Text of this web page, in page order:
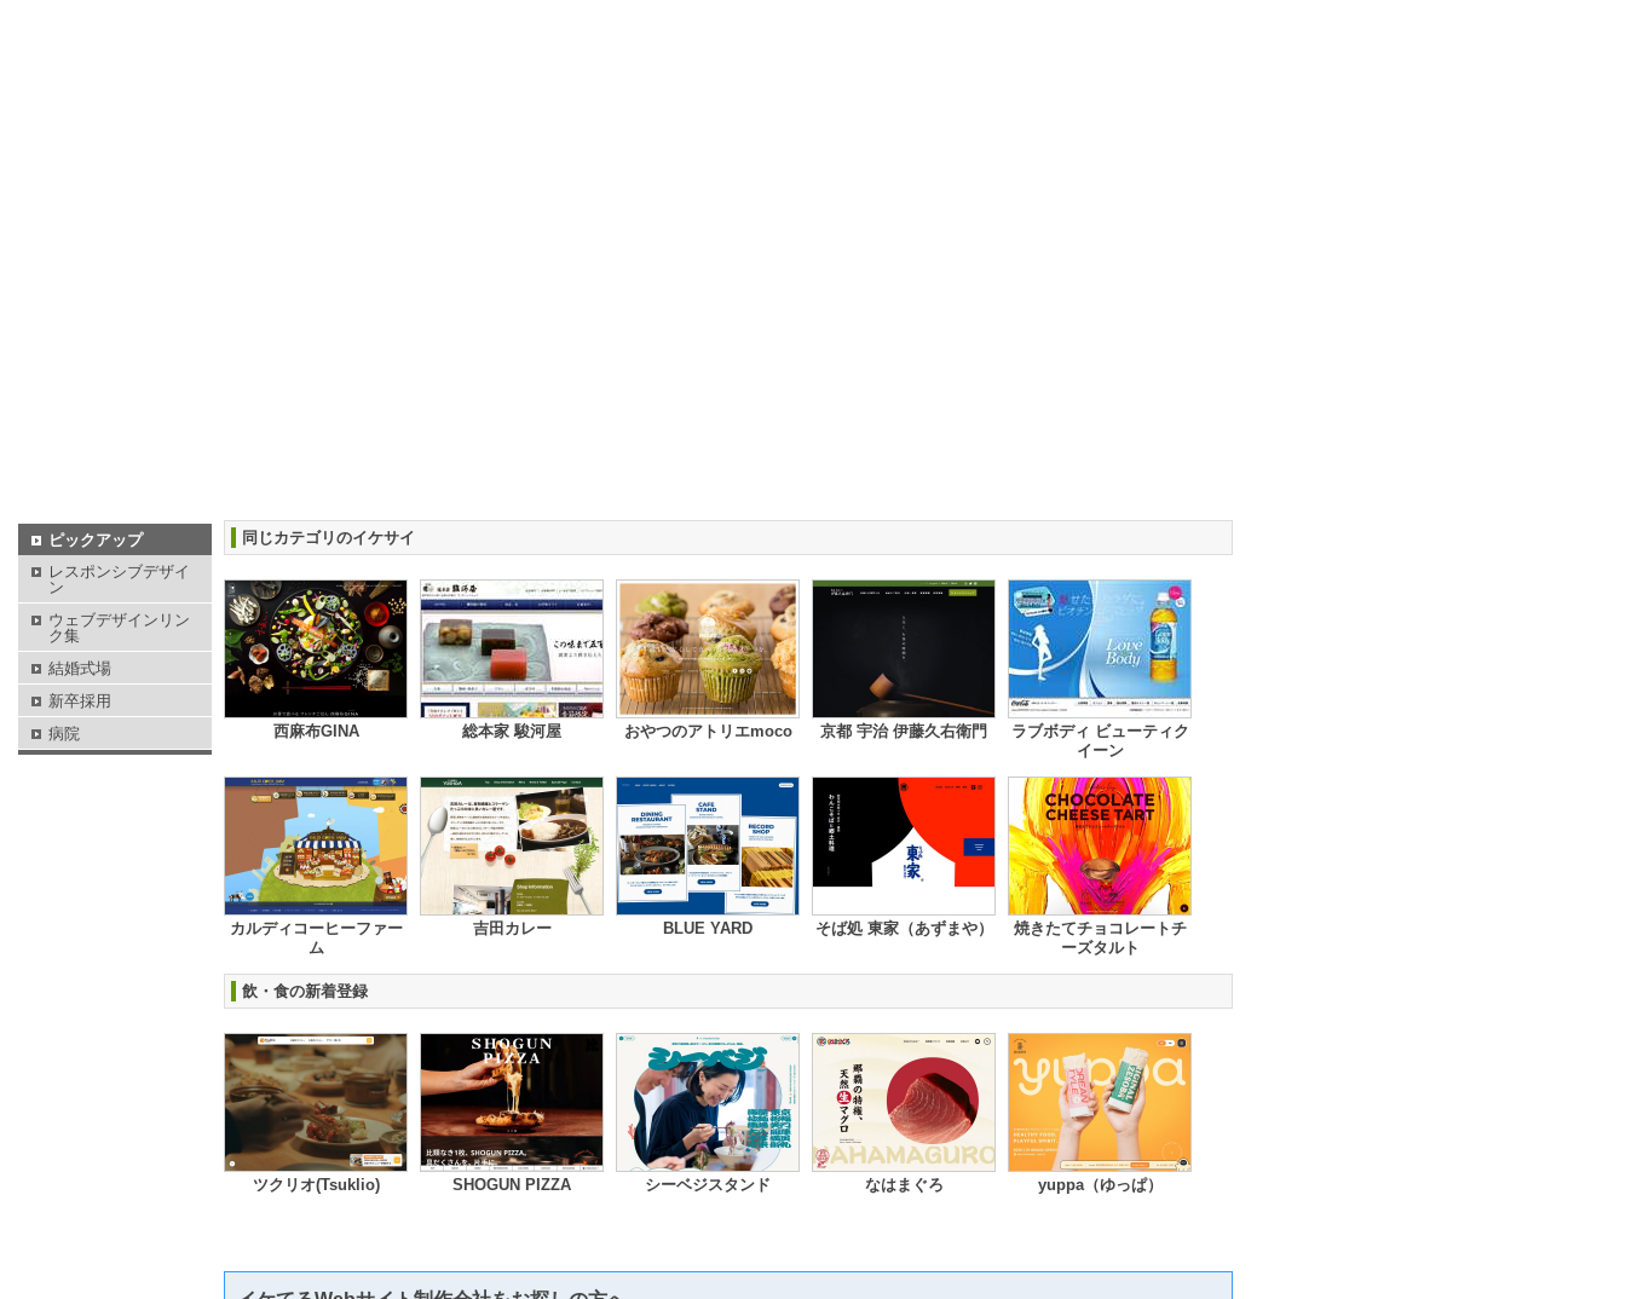
同じカテゴリのイケサイ
西麻布GINA 総本家 駿河屋 おやつのアトリエmoco 京都 宇治 伊藤久右衛門
ラブボディ ビューティク
イーン
カルディコーヒーファー
ム
吉田カレー BLUE YARD そば処 東家（あずまや）
焼きたてチョコレートチ
ーズタルト
飲・食の新着登録
ツクリオ(Tsuklio) SHOGUN PIZZA シーベジスタンド なはまぐろ yuppa（ゆっぱ）
ピックアップ
レスポンシブデザイ
ン
ウェブデザインリン
ク集
結婚式場
新卒採用
病院